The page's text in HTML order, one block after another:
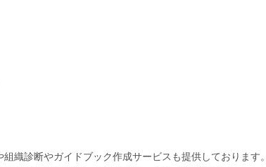
織診断やガイドブック作成サービスも提供しております。